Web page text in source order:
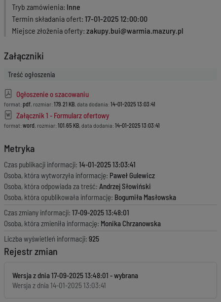
Tryb zamówienia Inne
Termin składania ofert 17-01-2025 12:00:00
Miejsce złożenia oferty zakupy.bui@warmia.mazury.pl
Załączniki
Treść ogłoszenia
Ogłoszenie o szacowaniu
format: pdf, rozmiar: 179.21 KB, data dodania: 14-01-2025 13:03:41
Załącznik 1 - Formularz ofertowy
format: word, rozmiar: 101.65 KB, data dodania: 14-01-2025 13:03:41
Metryka
Czas publikacji informacji: 14-01-2025 13:03:41
Osoba, która wytworzyła informację: Paweł Gulewicz
Osoba, która odpowiada za treść: Andrzej Słowiński
Osoba, która opublikowała informację: Bogumiła Masłowska
Czas zmiany informacji: 17-09-2025 13:48:01
Osoba, która zmieniła informację: Monika Chrzanowska
Liczba wyświetleń informacji: 925
Rejestr zmian
Wersja z dnia17-09-2025 13:48:01
Wersja z dnia 14-01-2025 13:03:41